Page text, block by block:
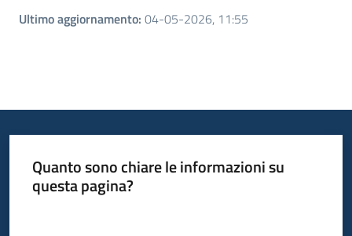
Ultimo aggiornamento: 04-05-2026, 11:55
Quanto sono chiare le informazioni su
questa pagina?